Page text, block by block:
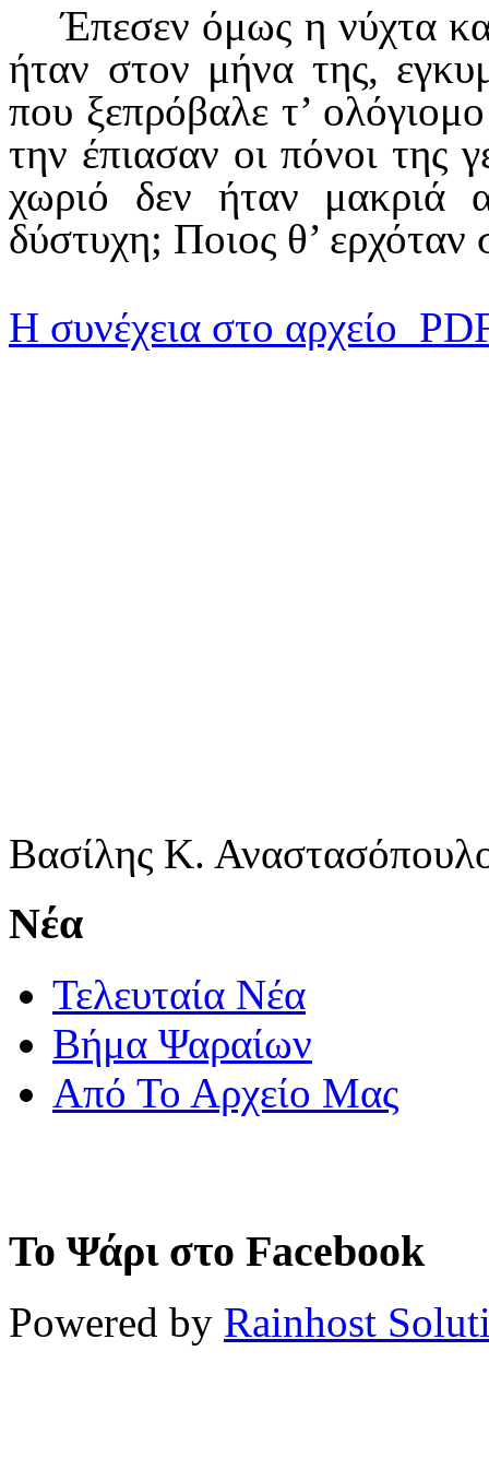
Έπεσεν όμως η νύχτα
ήταν στον μήνα της,
που ξεπρόβαλε τ’
την έπιασαν οι πόνοι της
χωριό δεν ήταν μακριά
δύστυχη; Ποιος θ’ ερχόταν
Η συνέχεια στο αρχείο
Βασίλης Κ.
Νέα
Τελευταία Νέα
Βήμα Ψαραίων
Από Το Αρχείο Μας
Το Ψάρι στο Facebook
Powered by Rainhost